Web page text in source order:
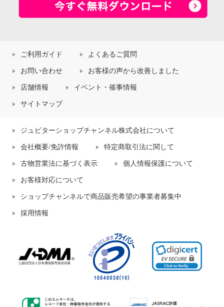
ご利用ガイド よくあるご質問
お問い合わせ お客様の声から改善しました
店舗情報 イベント・催事情報
サイトマップ
ジュピターショップチャンネル株式会社について
会社概要/免許情報 特定商取引法に関して
古物営業法に基づく表示 個人情報保護について
お客様対応について
ショップチャンネルで商品販売希望の事業者募集中
採用情報